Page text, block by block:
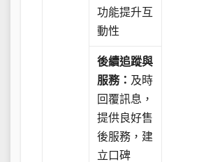
功能提升互
動性
後續追蹤與
服務： 及時
回覆訊息，
提供良好售
後服務，建
立口碑